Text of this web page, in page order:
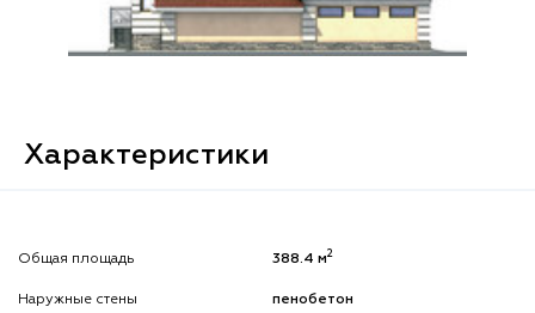
Характеристики
Общая площадь 388.4 м2
Наружные стены пенобетон